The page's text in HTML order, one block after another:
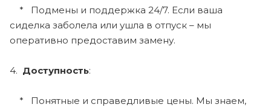
* Подмены и поддержка 24/7. Если ваша
сиделка заболела или ушла в отпуск – мы
оперативно предоставим замену.
4. Доступность:
* Понятные и справедливые цены. Мы знаем,